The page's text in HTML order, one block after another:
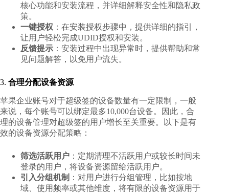
核心功能和安装流程，并详细解释安全性和隐私政
策。
一键授权 ：在安装授权步骤中，提供详细的指引，
让用户轻松完成UDID授权和安装。
反馈提示 ：安装过程中出现异常时，提供帮助和常
见问题解答，以免用户流失。
3. 合理分配设备资源
苹果企业账号对于超级签的设备数量有一定限制，一般
来说，每个账号可以绑定最多10,000台设备。因此，合
理的设备管理对超级签的用户增长至关重要。以下是有
效的设备资源分配策略：
筛选活跃用户 ：定期清理不活跃用户或较长时间未
登录的用户，将设备资源留给活跃用户。
引入分组机制 ：对用户进行分组管理，比如按地
域、使用频率或其他维度，将有限的设备资源用于